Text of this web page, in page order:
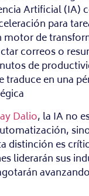
Artificial (IA)
para
de
correos o
de
traduce en una
Dalio, la IA no
distinción es
liderarán sus